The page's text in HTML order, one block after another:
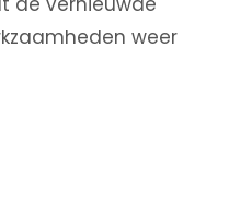
weer